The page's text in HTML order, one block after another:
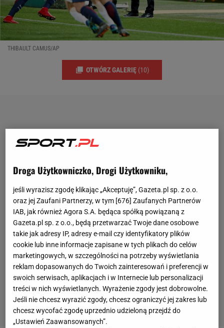
THIBAULT CAMUS/AP
OTWÓRZ GALERIĘ (10)
Droga Użytkowniczko, Drogi Użytkowniku,
jeśli wyrazisz zgodę klikając „Akceptuję”, Gazeta.pl sp. z o.o.
oraz jej Zaufani Partnerzy, w tym [676] Zaufanych Partnerów
IAB, jak również Agora S.A. będąca spółką powiązaną z
Gazeta.pl sp. z o.o., będą przetwarzać Twoje dane osobowe
takie jak adresy IP, adresy e-mail czy identyfikatory plików
cookie lub inne informacje zapisane w tych plikach do celów
marketingowych, w szczególności na potrzeby wyświetlania
reklam dopasowanych do Twoich zainteresowań i preferencji w
swoich serwisach, aplikacjach i w Internecie lub personalizacji
treści w nich wyświetlanych. Wyrażenie zgody jest dobrowolne.
Jeśli nie chcesz wyrazić zgody, chcesz ograniczyć jej zakres lub
chcesz wycofać zgodę uprzednio udzieloną przejdź do
„Ustawień Zaawansowanych”.